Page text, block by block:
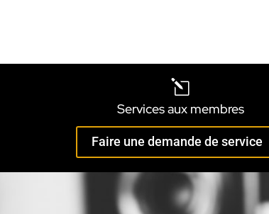
l
Services aux membres
Faire une demande de service